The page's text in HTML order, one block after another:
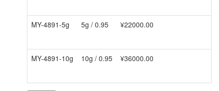
MY-4891-5g 5g / 0.95 ¥22000.00
MY-4891-10g 10g / 0.95 ¥36000.00